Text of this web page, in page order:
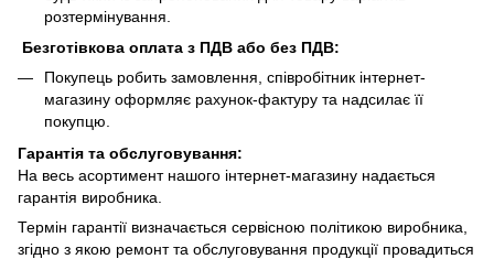
розтермінування.
Безготівкова оплата з ПДВ або без ПДВ:
Покупець робить замовлення, співробітник інтернет-
магазину оформляє рахунок-фактуру та надсилає її
покупцю.
Гарантія та обслуговування:
На весь асортимент нашого інтернет-магазину надається
гарантія виробника.
Термін гарантії визначається сервісною політикою виробника,
згідно з якою ремонт та обслуговування продукції провадиться